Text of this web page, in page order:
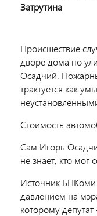
Затрутина
Происшествие
дворе дома по
Осадчий.
трактуется как
Стоимость
Сам Игорь
не знает, кто мог
Источник
давлением на
которому